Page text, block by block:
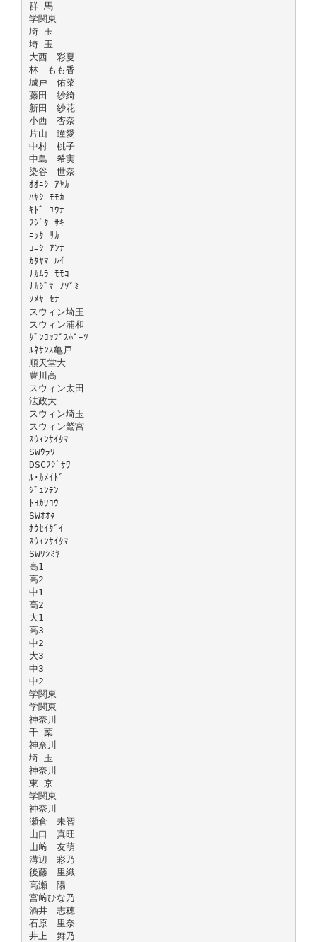
群 馬
学関東
埼 玉
埼 玉
大西 彩夏
林 もも香
城戸 佑菜
藤田 紗綺
新田 紗花
小西 杏奈
片山 瞳愛
中村 桃子
中島 希実
染谷 世奈
ｵｵﾆｼ ｱﾔｶ
ﾊﾔｼ ﾓﾓｶ
ｷﾄﾞ ﾕｳﾅ
ﾌｼﾞﾀ ｻｷ
ﾆｯﾀ ｻｶ
ｺﾆｼ ｱﾝﾅ
ｶﾀﾔﾏ ﾙｲ
ﾅｶﾑﾗ ﾓﾓｺ
ﾅｶｼﾞﾏ ﾉｿﾞﾐ
ｿﾒﾔ ｾﾅ
スウィン埼玉
スウィン浦和
ﾀﾞﾝﾛｯﾌﾟｽﾎﾟｰﾂ
ﾙﾈｻﾝｽ亀戸
順天堂大
豊川高
スウィン太田
法政大
スウィン埼玉
スウィン鷲宮
ｽｳｨﾝｻｲﾀﾏ
SWｳﾗﾜ
DSCﾌｼﾞｻﾜ
ﾙ･ｶﾒｲﾄﾞ
ｼﾞｭﾝﾃﾝ
ﾄﾖｶﾜｺｳ
SWｵｵﾀ
ﾎｳｾｲﾀﾞｲ
ｽｳｨﾝｻｲﾀﾏ
SWﾜｼﾐﾔ
高1
高2
中1
高2
大1
高3
中2
大3
中3
中2
学関東
学関東
神奈川
千 葉
神奈川
埼 玉
神奈川
東 京
学関東
神奈川
瀬倉 未智
山口 真旺
山﨑 友萌
溝辺 彩乃
後藤 里織
高瀬 陽
宮﨑ひな乃
酒井 志穗
石原 里奈
井上 舞乃